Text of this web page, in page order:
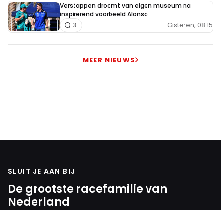
Verstappen droomt van eigen museum na
inspirerend voorbeeld Alonso
Gisteren, 08:15
3
MEER NIEUWS
SLUIT JE AAN BIJ
De grootste racefamilie van
Nederland